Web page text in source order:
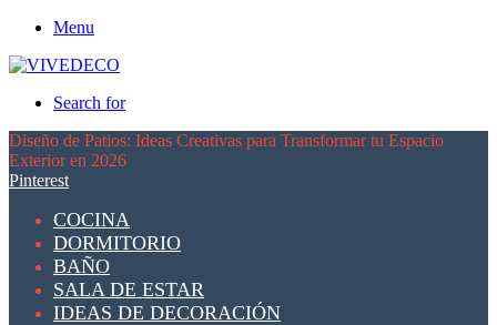
Menu
Search for
Diseño de Patios: Ideas Creativas para Transformar tu Espacio
Exterior en 2026
Pinterest
COCINA
DORMITORIO
BAÑO
SALA DE ESTAR
IDEAS DE DECORACIÓN